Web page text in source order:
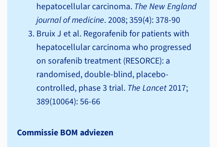
hepatocellular carcinoma. The New England
journal of medicine. 2008; 359(4): 378-90
Bruix J et al. Regorafenib for patients with
hepatocellular carcinoma who progressed
on sorafenib treatment (RESORCE): a
randomised, double-blind, placebo-
controlled, phase 3 trial. The Lancet2017;
389(10064): 56-66
Commissie BOM adviezen